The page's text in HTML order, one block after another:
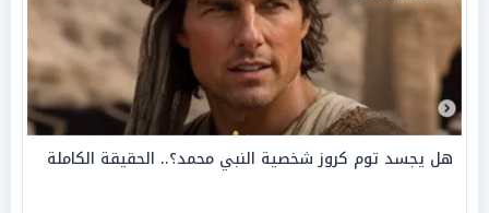
هل يجسد توم كروز شخصية النبي محمد؟.. الحقيقة الكاملة